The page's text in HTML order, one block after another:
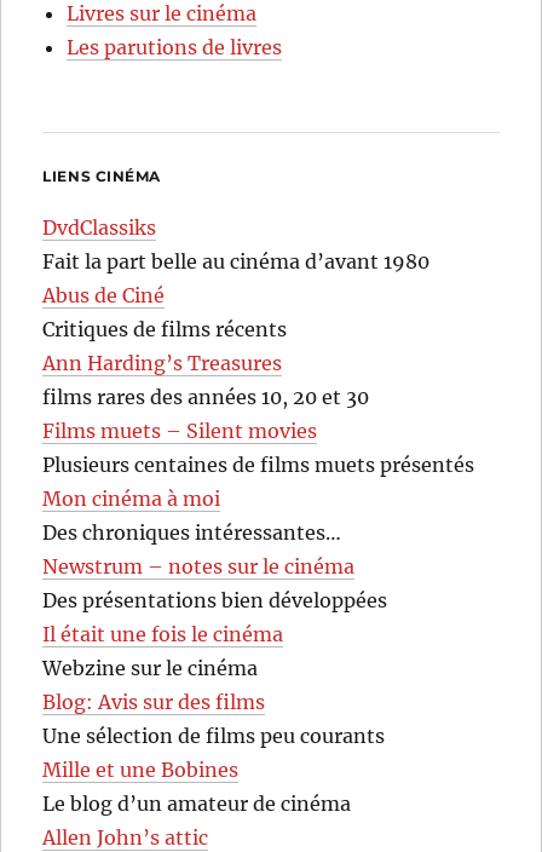
Livres sur le cinéma
Les parutions de livres
LIENS CINÉMA
DvdClassiks
Fait la part belle au cinéma d’avant 1980
Abus de Ciné
Critiques de films récents
Ann Harding’s Treasures
films rares des années 10, 20 et 30
Films muets – Silent movies
Plusieurs centaines de films muets présentés
Mon cinéma à moi
Des chroniques intéressantes…
Newstrum – notes sur le cinéma
Des présentations bien développées
Il était une fois le cinéma
Webzine sur le cinéma
Blog: Avis sur des films
Une sélection de films peu courants
Mille et une Bobines
Le blog d’un amateur de cinéma
Allen John’s attic